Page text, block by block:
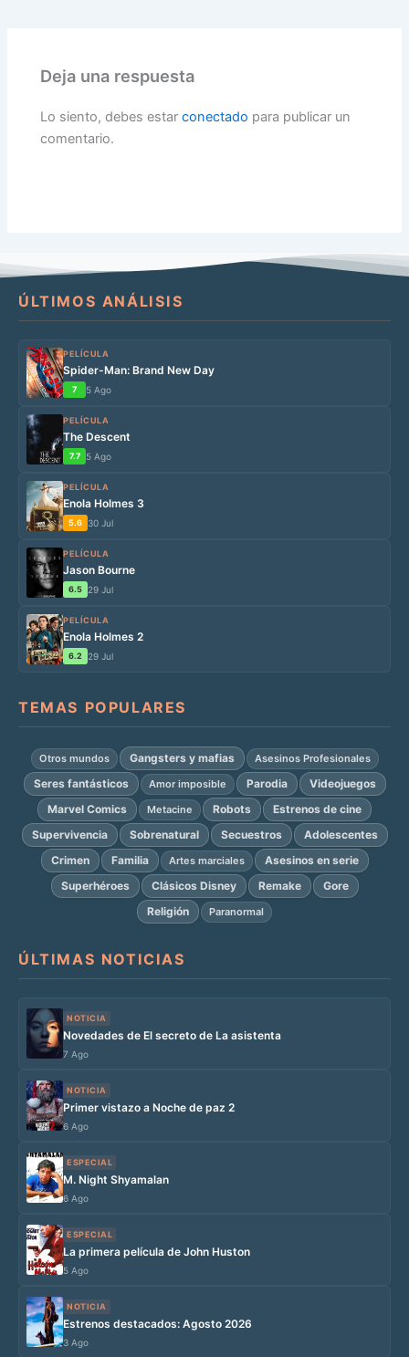
Deja una respuesta
Lo siento, debes estarconectado para publicar un
comentario.
ÚLTIMOS ANÁLISIS
PELÍCULA
Spider-Man: Brand New Day
7 5 Ago
PELÍCULA
The Descent
7.7 5 Ago
PELÍCULA
Enola Holmes 3
5.6 30 Jul
PELÍCULA
Jason Bourne
6.5 29 Jul
PELÍCULA
Enola Holmes 2
6.2 29 Jul
TEMAS POPULARES
Otros mundos Gangsters y mafias Asesinos Profesionales
Seres fantásticos Amor imposible Parodia
Videojuegos
Marvel Comics
Metacine Robots
Estrenos de cine
Supervivencia
Sobrenatural Secuestros
Adolescentes
Crimen
Familia Artes marciales
Asesinos en serie
Superhéroes
Clásicos Disney Remake
Gore
Religión
Paranormal
ÚLTIMAS NOTICIAS
NOTICIA
Novedades de El secreto de La asistenta
7 Ago
NOTICIA
Primer vistazo a Noche de paz 2
6 Ago
ESPECIAL
M. Night Shyamalan
6 Ago
ESPECIAL
La primera película de John Huston
5 Ago
NOTICIA
Estrenos destacados: Agosto 2026
3 Ago